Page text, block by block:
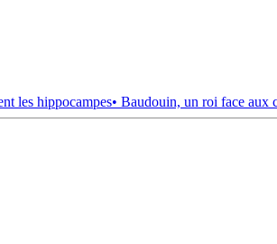
les hippocampes• Baudouin, un roi face aux